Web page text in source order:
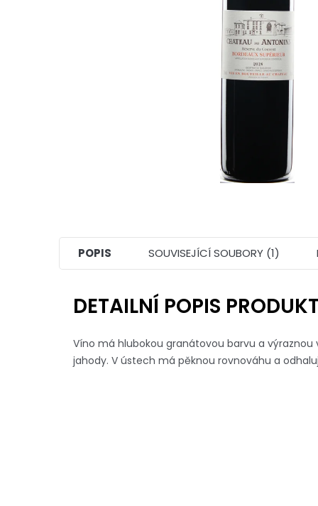
POPIS SOUVISEJÍCÍ SOUBORY (1)
DETAILNÍ POPIS
Víno má hlubokou granátovou barvu a
jahody. V ústech má pěknou rovnováhu a